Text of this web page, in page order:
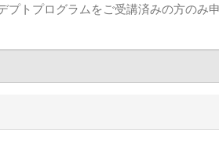
プトプログラムをご受講済みの方のみ